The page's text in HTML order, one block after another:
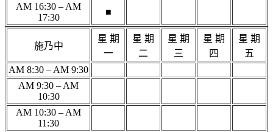
AM 16:30 – AM
17:30
■
施乃中
星 期
一
星 期
二
星 期
三
星 期
四
星 期
五
AM 8:30 – AM 9:30
AM 9:30 – AM
10:30
AM 10:30 – AM
11:30